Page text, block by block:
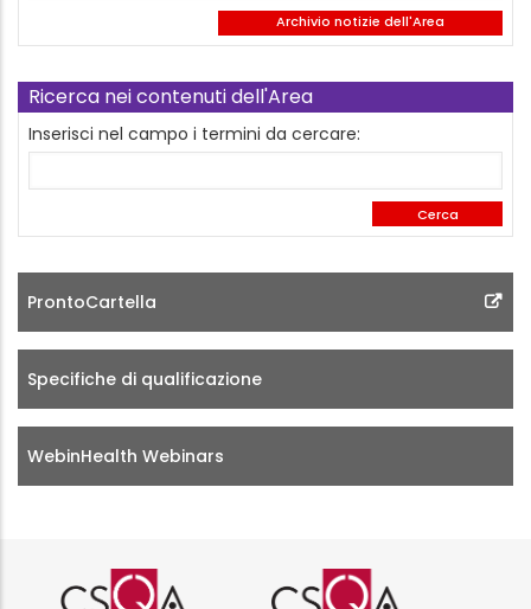
Archivio notizie dell'Area
Ricerca nei contenuti dell'Area
Inserisci nel campo i termini da cercare:
ProntoCartella
Specifiche di qualificazione
WebinHealth Webinars
Logo certificazione ISO 9001
Logo